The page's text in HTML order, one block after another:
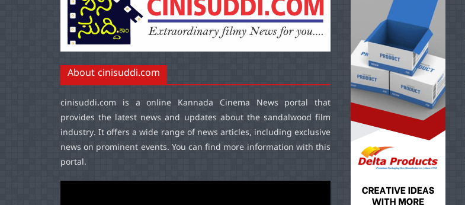
About cinisuddi.com
cinisuddi.com is a online Kannada Cinema News portal that
provides the latest news and updates about the sandalwood film
industry. It offers a wide range of news articles, including exclusive
news on prominent events. You can find more information with this
portal.